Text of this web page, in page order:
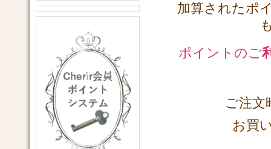
加算されたポイ
ポイントのご
ご注文
お買いもの前